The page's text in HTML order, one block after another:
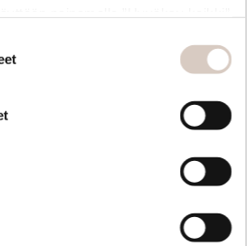
-linkin kautta.